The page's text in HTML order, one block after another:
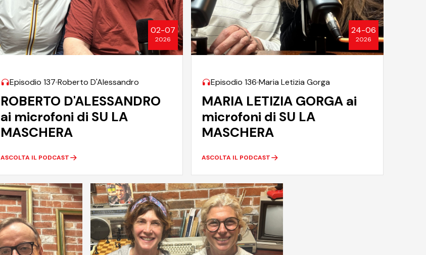
02-07
2026
Episodio 137Roberto D'Alessandro
ROBERTO D'ALESSANDRO
ai microfoni di SU LA
MASCHERA
ASCOLTA IL PODCAST
24-06
2026
Episodio 136 Maria Letizia Gorga
MARIA LETIZIA GORGA ai
microfoni di SU LA
MASCHERA
ASCOLTA IL PODCAST